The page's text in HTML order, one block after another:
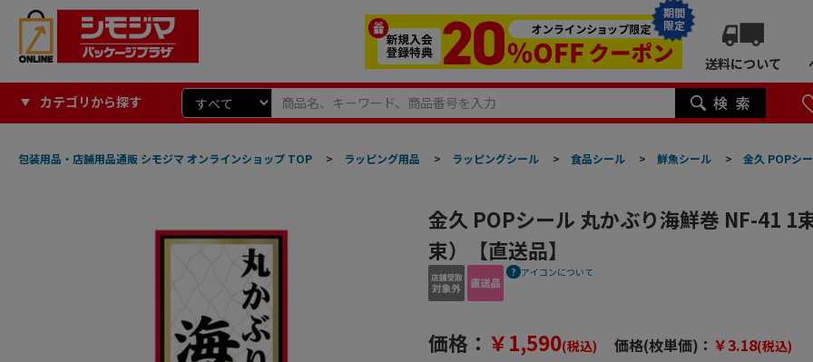
期間
限定
送料について
カテゴリから探す
包装用品・店舗用品通販 シモジマ オンラインショップ TOP > ラッピング用品 > ラッピングシール > 食品シール > 鮮魚シール > 金久 POPシ
金久 POPシール 丸かぶり海鮮巻 NF-41 1
束）【直送品】
アイコンについて
価格： ￥1,590(税込) 価格(枚単価)： ￥3.18(税込)